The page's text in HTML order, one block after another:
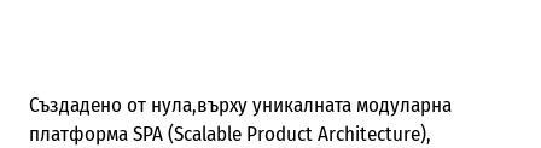
Създадено от нула,върху уникалната модуларна
платформа SPA(Scalable Product Architecture),